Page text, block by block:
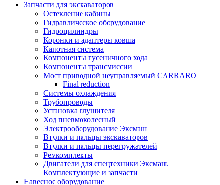
Запчасти для экскаваторов
Остекление кабины
Гидравлическое оборудование
Гидроцилиндры
Коронки и адаптеры ковша
Капотная система
Компоненты гусеничного хода
Компоненты трансмиссии
Мост приводной неуправляемый CARRARO
Final reduction
Системы охлаждения
Трубопроводы
Установка глушителя
Ход пневмоколесный
Электрооборудование Эксмаш
Втулки и пальцы экскаваторов
Втулки и пальцы перегружателей
Ремкомплекты
Двигатели для спецтехники Эксмаш.
Комплектующие и запчасти
Навесное оборудование